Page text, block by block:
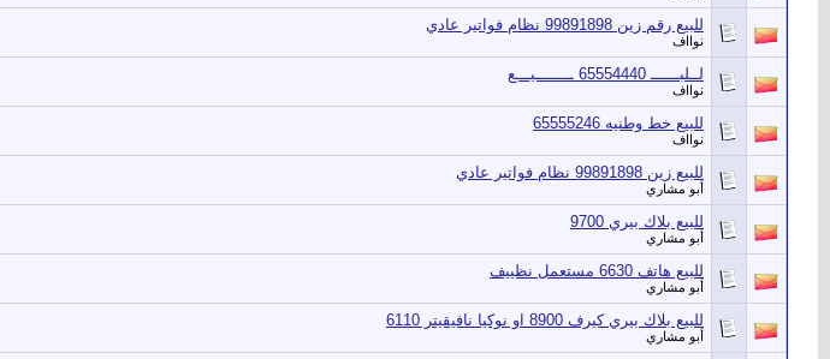
للبيع رقم زين 99891898 نظام فواتير عادي
نوااف
لــلبــــــ 65554440 ــــــــيـــع
نوااف
للبيع خط وطنيه 65555246
نوااف
للبيع زين 99891898 نظام فواتير عادي
أبو مشاري
للبيع بلاك بيري 9700
أبو مشاري
للبيع هاتف 6630 مستعمل نظييف
أبو مشاري
للبيع بلاك بيري كيرف 8900 او نوكيا نافيقيتر 6110
أبو مشاري